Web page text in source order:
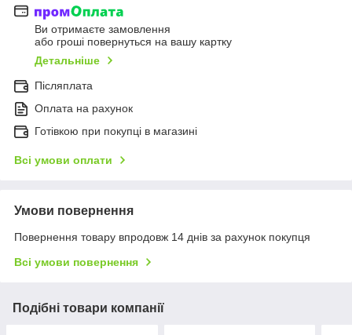
Ви отримаєте замовлення
або гроші повернуться на вашу картку
Детальніше
Післяплата
Оплата на рахунок
Готівкою при покупці в магазині
Всі умови оплати
Умови повернення
Повернення товару впродовж 14 днів за рахунок покупця
Всі умови повернення
Подібні товари компанії